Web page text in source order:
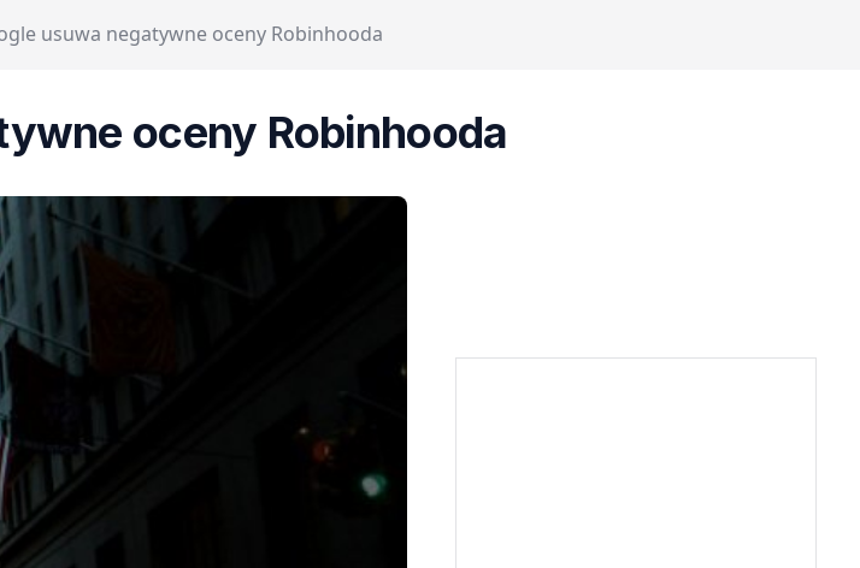
usuwa negatywne oceny Robinhooda
oceny Robinhooda